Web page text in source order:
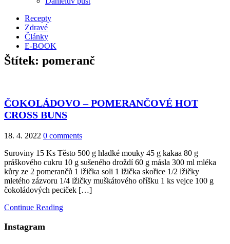
Recepty
Zdravé
Články
E-BOOK
Štítek: pomeranč
ČOKOLÁDOVO – POMERANČOVÉ HOT
CROSS BUNS
18. 4. 2022 0 comments
Suroviny 15 Ks Těsto 500 g hladké mouky 45 g kakaa 80 g
práškového cukru 10 g sušeného droždí 60 g másla 300 ml mléka
kůry ze 2 pomerančů 1 lžička soli 1 lžička skořice 1/2 lžičky
mletého zázvoru 1/4 lžičky muškátového oříšku 1 ks vejce 100 g
čokoládových peciček […]
Continue Reading
Instagram